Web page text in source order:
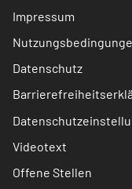
Impressum
Datenschutz
Videotext
Offene Stellen